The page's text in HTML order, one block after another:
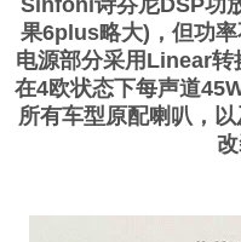
Sinfoni诗芬尼DSP功
果6plus略大)，但功率
电源部分采用Linear转
在4欧状态下每声道
所有车型原配喇叭，
改